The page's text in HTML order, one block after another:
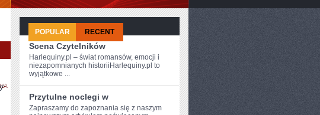
CZYTELNIKÓW
POPULAR RECENT
Scena Czytelników
Harlequiny.pl – świat romansów, emocji i
niezapomnianych historiiHarlequiny.pl to
wyjątkowe ...
Przytulne noclegi w
Zapraszamy do zapoznania się z‍ naszym